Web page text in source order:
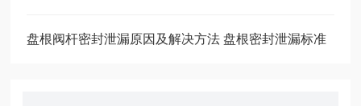
盘根阀杆密封泄漏原因及解决方法 盘根密封泄漏标准